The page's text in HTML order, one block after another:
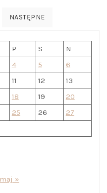
NASTĘPNE
P S
N
4 5
6
11 12
13
18 19
20
25 26
27
maj »